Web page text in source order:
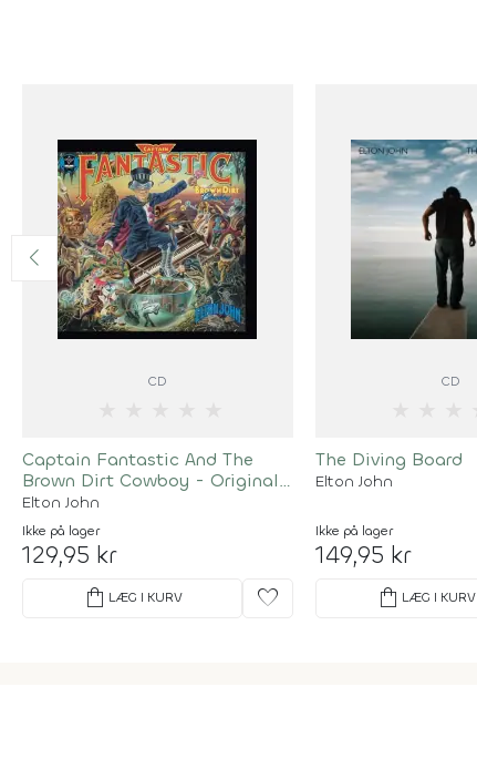
CD
Captain Fantastic And The
Brown Dirt Cowboy - Original
Recording Remastered
Elton John
Ikke på lager
129,95 kr
shopping_bag LÆG I KURV favorite
CD
The Diving Board
Elton John
Ikke på lager
149,95 kr
shopping_bag LÆG I KURV